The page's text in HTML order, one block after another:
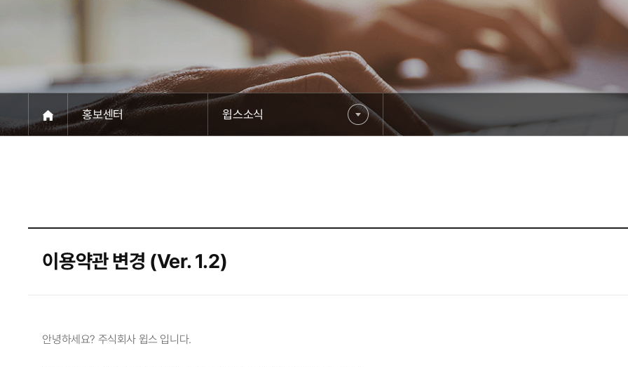
홍보센터 윕스소식
이용약관 변경 (Ver. 1.2)
안녕하세요? 주식회사 윕스 입니다.